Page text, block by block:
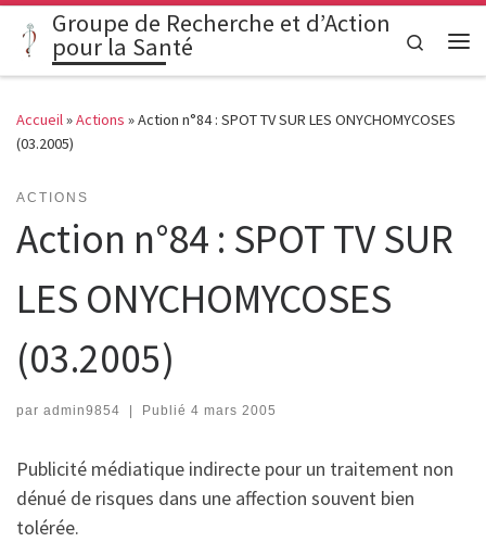
Passer au contenu
Groupe de Recherche et d’Action
pour la Santé
Search
Accueil»Actions »Action n°84 : SPOT TV SUR LES ONYCHOMYCOSES
(03.2005)
ACTIONS
Action n°84 : SPOT TV SUR
LES ONYCHOMYCOSES
(03.2005)
par admin9854 Publié 4 mars 2005
Publicité médiatique indirecte pour un traitement non
dénué de risques dans une affection souvent bien
tolérée.